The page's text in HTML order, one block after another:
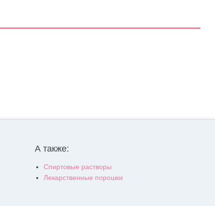
А также:
Спиртовые растворы
Лекарственные порошки